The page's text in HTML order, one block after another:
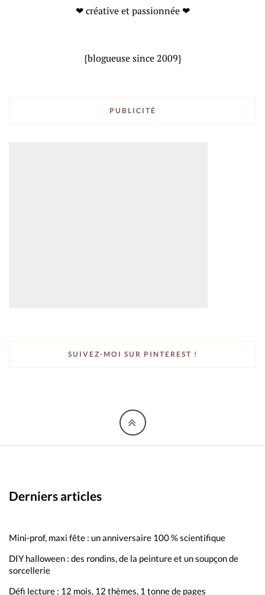
❤ créative et passionnée ❤
{blogueuse since 2009}
PUBLICITÉ
SUIVEZ-MOI SUR PINTEREST !
Derniers articles
Mini-prof, maxi fête : un anniversaire 100 % scientifique
DIY halloween : des rondins, de la peinture et un soupçon de
sorcellerie
Défi lecture : 12 mois, 12 thèmes, 1 tonne de pages